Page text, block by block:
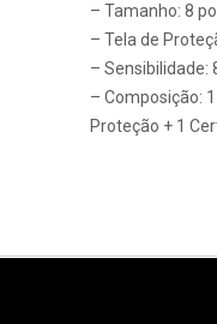
– Tamanho: 8
– Tela de
– Sensibilidade:
– Composição:
Proteção + 1